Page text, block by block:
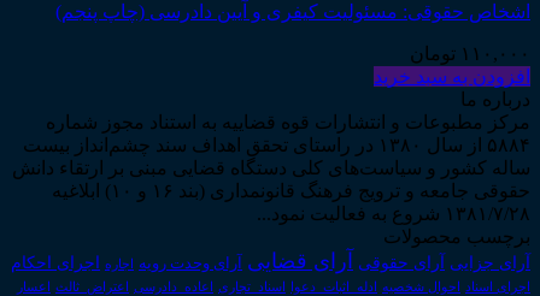
اشخاص حقوقی: مسئولیت کیفری و آیین دادرسی (چاپ پنجم)
۱۱۰,۰۰۰ تومان
افزودن به سبد خرید
درباره ما
مرکز مطبوعات و انتشارات قوه قضاییه به استناد مجوز شماره
۵۸۸۴ از سال ۱۳۸۰ در راستای تحقق اهداف سند چشم‌انداز بیست
ساله کشور و سیاست‌های کلی دستگاه قضایی مبنی بر ارتقاء دانش
حقوقی جامعه و ترویج فرهنگ قانونمداری (بند ۱۶ و ۱۰) ابلاغیه
۱۳۸۱/۷/۲۸ شروع به فعالیت نمود...
برچسب محصولات
آرای جزایی آرای حقوقی آرای قضایی آرای وحدت رویه اجاره اجرای احکام
اجرای اسناد احوال شخصیه ادله_اثبات_دعوا اسناد_تجاری اعاده_دادرسی اعتراض_ثالث اعسار